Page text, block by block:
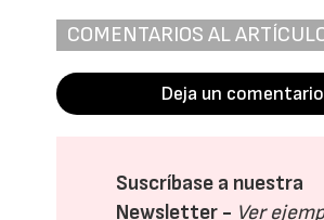
COMENTARIOS AL
Deja un comentario
Suscríbase a nuestra
Newsletter - Ver